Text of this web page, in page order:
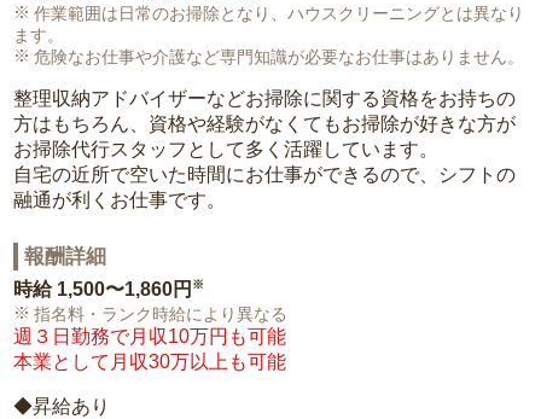
作業範囲は日常のお掃除となり、ハウスクリーニングとは異なり
ます。
危険なお仕事や介護など専門知識が必要なお仕事はありません。
整理収納アドバイザーなどお掃除に関する資格をお持ちの
方はもちろん、資格や経験がなくてもお掃除が好きな方が
お掃除代行スタッフとして多く活躍しています。
自宅の近所で空いた時間にお仕事ができるので、シフトの
融通が利くお仕事です。
報酬詳細
時給 1,500〜1,860円 ※
指名料・ランク時給により異なる
週３日勤務で月収10万円も可能
本業として月収30万以上も可能
◆昇給あり